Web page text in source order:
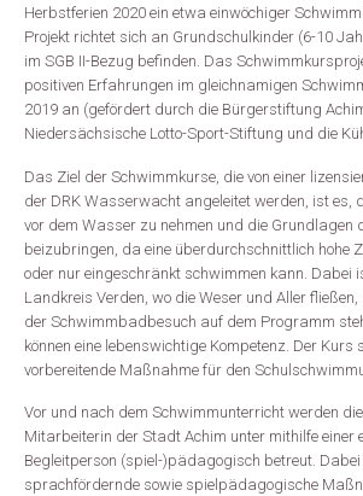
Herbstferien 2020 ein etwa einwöchiger
Projekt richtet sich an Grundschulkinder (6-10
im SGB II-Bezug befinden. Das
positiven Erfahrungen im gleichnamigen
2019 an (gefördert durch die Bürgerstiftung
Niedersächsische Lotto-Sport-Stiftung und die
Das Ziel der Schwimmkurse, die von einer
der DRK Wasserwacht angeleitet werden, ist es,
vor dem Wasser zu nehmen und die Grundlagen
beizubringen, da eine überdurchschnittlich hohe
oder nur eingeschränkt schwimmen kann. Dabei
Landkreis Verden, wo die Weser und Aller
der Schwimmbadbesuch auf dem Programm
können eine lebenswichtige Kompetenz. Der
vorbereitende Maßnahme für den
Vor und nach dem Schwimmunterricht werden
Mitarbeiterin der Stadt Achim unter mithilfe einer
Begleitperson (spiel-)pädagogisch betreut. Dabei
sprachfördernde sowie spielpädagogische